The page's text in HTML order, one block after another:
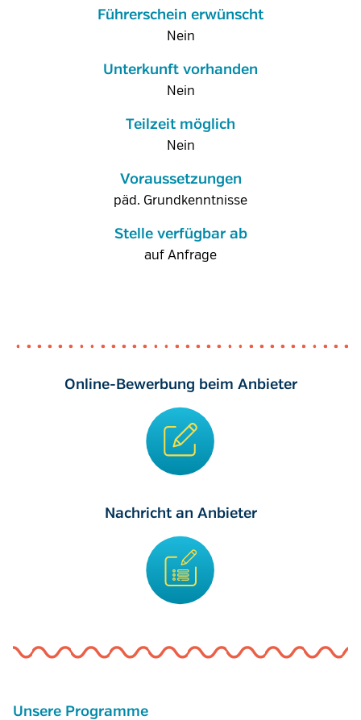
Führerschein erwünscht
Nein
Unterkunft vorhanden
Nein
Teilzeit möglich
Nein
Voraussetzungen
päd. Grundkenntnisse
Stelle verfügbar ab
auf Anfrage
Online-Bewerbung beim Anbieter
Nachricht an Anbieter
Unsere Programme